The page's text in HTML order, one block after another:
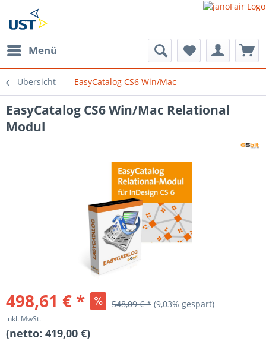
Menü
Übersicht EasyCatalog CS6 Win/Mac
EasyCatalog CS6 Win/Mac Relational
Modul
498,61 € * 548,09 € * (9,03% gespart)
inkl. MwSt.
(netto: 419,00 €)